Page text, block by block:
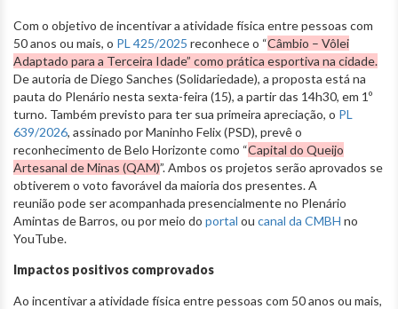
Com o objetivo de incentivar a atividade física entre pessoas com
50 anos ou mais, o PL 425/2025 reconhece o “Câmbio – Vôlei
Adaptado para a Terceira Idade” como prática esportiva na cidade.
De autoria de Diego Sanches (Solidariedade), a proposta está na
pauta do Plenário nesta sexta-feira (15), a partir das 14h30, em 1º
turno. Também previsto para ter sua primeira apreciação, o PL
639/2026, assinado por Maninho Felix (PSD), prevê o
reconhecimento de Belo Horizonte como “Capital do Queijo
Artesanal de Minas (QAM)”. Ambos os projetos serão aprovados se
obtiverem o voto favorável da maioria dos presentes. A
reunião pode ser acompanhada presencialmente no Plenário
Amintas de Barros, ou por meio do portal ou canal da CMBH no
YouTube.
Impactos positivos comprovados
Ao incentivar a atividade física entre pessoas com 50 anos ou mais,